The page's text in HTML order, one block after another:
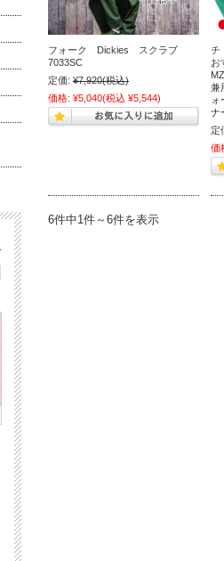
フォーク Dickies スクラブ
7033SC
定価: ¥7,920(税込)
価格: ¥5,040(税込 ¥5,544)
チ
お
兼
ォ
ナ
定
価
6件中1件～6件を表示